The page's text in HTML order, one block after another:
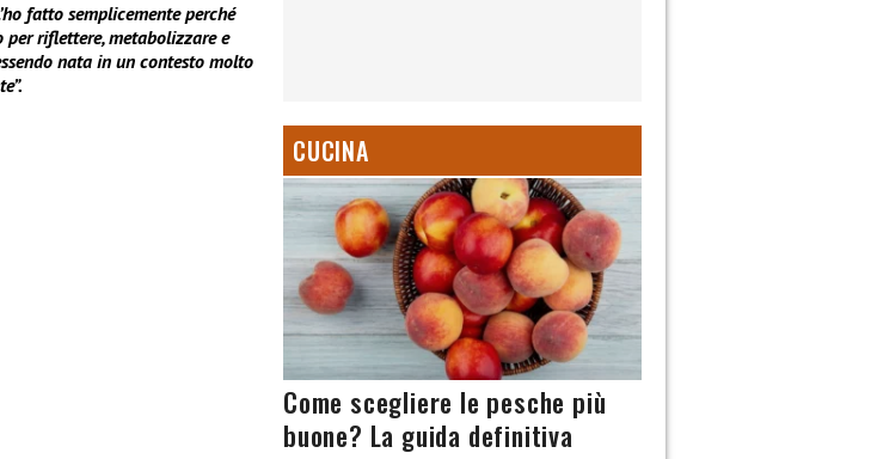
fatto semplicemente perché
per riflettere, metabolizzare e
nata in un contesto molto
CUCINA
Come scegliere le pesche più
buone? La guida definitiva